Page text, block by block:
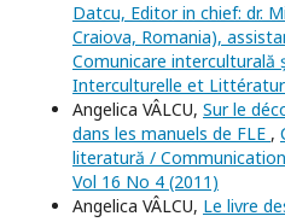
Datcu, Editor in chief: dr.
Craiova, Romania),
Comunicare
Interculturelle et
Angelica VÂLCU, Sur le
dans les manuels de FLE ,
literatură /
Vol 16 No 4 (2011)
Angelica VÂLCU, Le livre